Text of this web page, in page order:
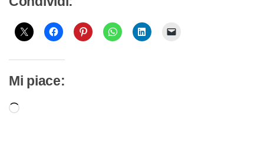
Mi piace:
Caricamento